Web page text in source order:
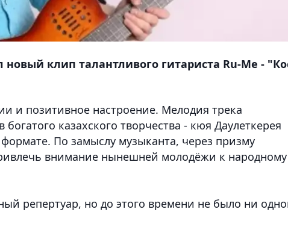
клип талантливого гитариста Ru-Me -
и позитивное настроение. Мелодия трека
казахского творчества - кюя Даулеткерея
По замыслу музыканта, через призму
внимание нынешней молодёжи к народному
репертуар, но до этого времени не было ни